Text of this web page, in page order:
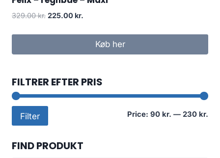
329.00kr. 225.00 kr.
Køb her
FILTRER EFTER PRIS
Filter Price: 90 kr. — 230 kr.
FIND PRODUKT